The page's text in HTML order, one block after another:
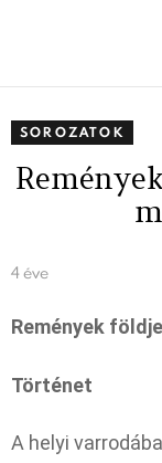
SOROZATOK
4 éve
Remények
Történet
A helyi